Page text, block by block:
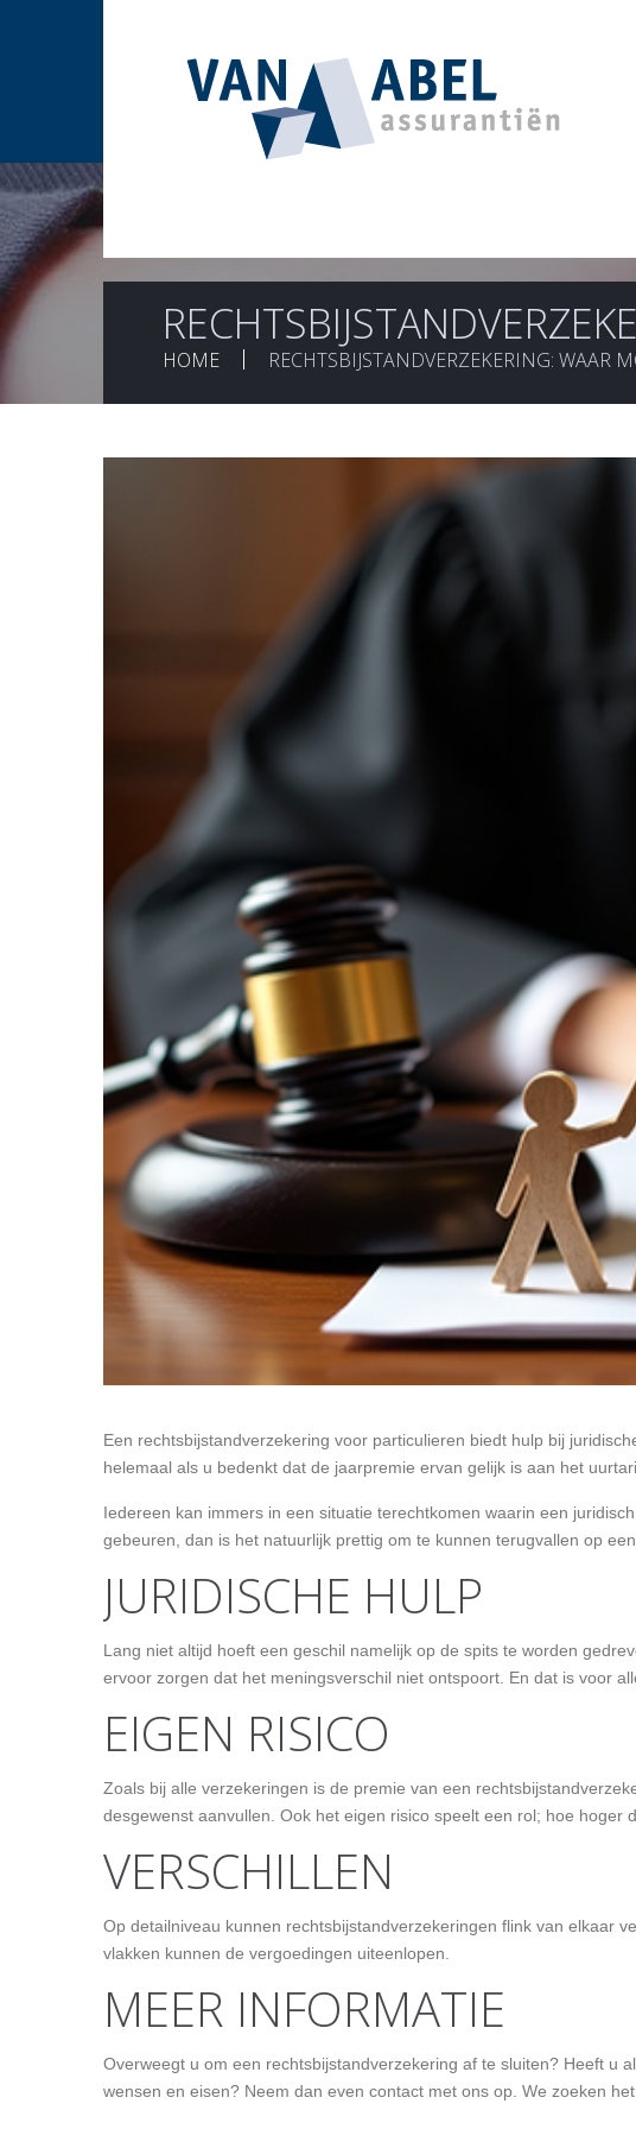
HOME RECHTSBIJSTANDVERZEKERING: WAAR
Een rechtsbijstandverzekering voor particulieren biedt hulp bij
helemaal als u bedenkt dat de jaarpremie ervan gelijk is aan het
Iedereen kan immers in een situatie terechtkomen waarin een
gebeuren, dan is het natuurlijk prettig om te kunnen terugvallen op
JURIDISCHE HULP
Lang niet altijd hoeft een geschil namelijk op de spits te worden
ervoor zorgen dat het meningsverschil niet ontspoort. En dat is voor
EIGEN RISICO
Zoals bij alle verzekeringen is de premie van een
desgewenst aanvullen. Ook het eigen risico speelt een rol; hoe hoger
VERSCHILLEN
Op detailniveau kunnen rechtsbijstandverzekeringen flink van elkaar
vlakken kunnen de vergoedingen uiteenlopen.
MEER INFORMATIE
Overweegt u om een rechtsbijstandverzekering af te sluiten? Heeft u
wensen en eisen? Neem dan even contact met ons op. We zoeken